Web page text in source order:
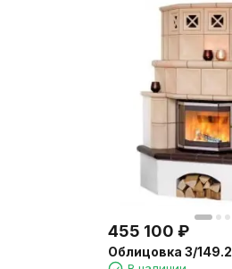
455 100 ₽
Облицовка 3/